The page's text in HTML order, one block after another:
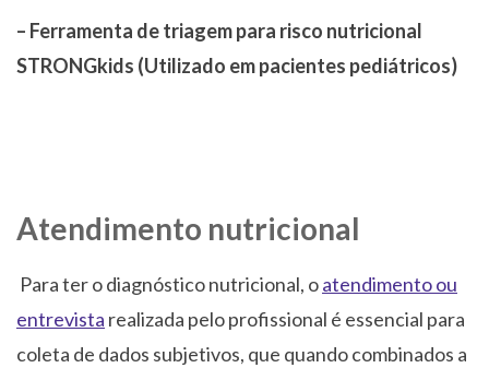
– Ferramenta de triagem para risco nutricional
STRONGkids (Utilizado em pacientes pediátricos)
Atendimento nutricional
Para ter o diagnóstico nutricional, oatendimento ou
entrevista realizada pelo profissional é essencial para
coleta de dados subjetivos, que quando combinados a